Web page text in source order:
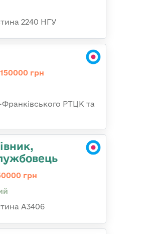
2240 НГУ
грн
Франківського РТЦК та
грн
А3406